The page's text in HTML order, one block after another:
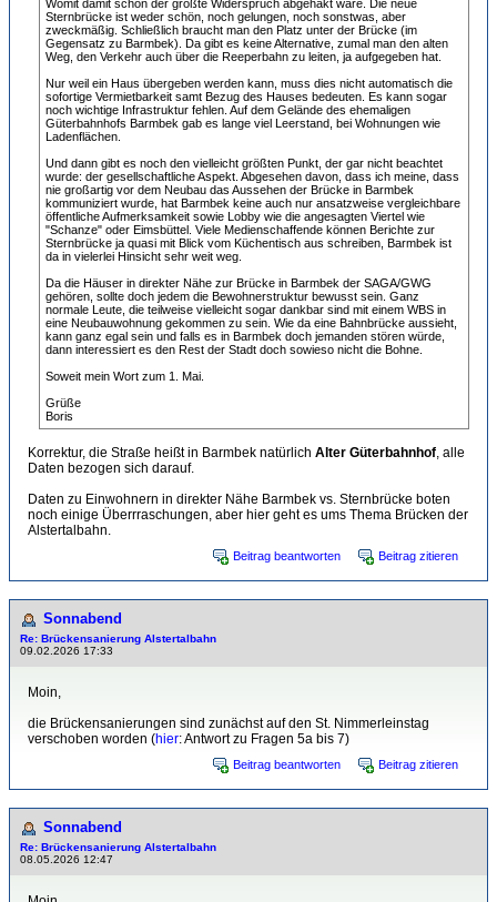
Womit damit schon der größte Widerspruch abgehakt wäre. Die neue
Sternbrücke ist weder schön, noch gelungen, noch sonstwas, aber
zweckmäßig. Schließlich braucht man den Platz unter der Brücke (im
Gegensatz zu Barmbek). Da gibt es keine Alternative, zumal man den alten
Weg, den Verkehr auch über die Reeperbahn zu leiten, ja aufgegeben hat.
Nur weil ein Haus übergeben werden kann, muss dies nicht automatisch die
sofortige Vermietbarkeit samt Bezug des Hauses bedeuten. Es kann sogar
noch wichtige Infrastruktur fehlen. Auf dem Gelände des ehemaligen
Güterbahnhofs Barmbek gab es lange viel Leerstand, bei Wohnungen wie
Ladenflächen.
Und dann gibt es noch den vielleicht größten Punkt, der gar nicht beachtet
wurde: der gesellschaftliche Aspekt. Abgesehen davon, dass ich meine, dass
nie großartig vor dem Neubau das Aussehen der Brücke in Barmbek
kommuniziert wurde, hat Barmbek keine auch nur ansatzweise vergleichbare
öffentliche Aufmerksamkeit sowie Lobby wie die angesagten Viertel wie
"Schanze" oder Eimsbüttel. Viele Medienschaffende können Berichte zur
Sternbrücke ja quasi mit Blick vom Küchentisch aus schreiben, Barmbek ist
da in vielerlei Hinsicht sehr weit weg.
Da die Häuser in direkter Nähe zur Brücke in Barmbek der SAGA/GWG
gehören, sollte doch jedem die Bewohnerstruktur bewusst sein. Ganz
normale Leute, die teilweise vielleicht sogar dankbar sind mit einem WBS in
eine Neubauwohnung gekommen zu sein. Wie da eine Bahnbrücke aussieht,
kann ganz egal sein und falls es in Barmbek doch jemanden stören würde,
dann interessiert es den Rest der Stadt doch sowieso nicht die Bohne.
Soweit mein Wort zum 1. Mai.
Grüße
Boris
Korrektur, die Straße heißt in Barmbek natürlich Alter Güterbahnhof, alle
Daten bezogen sich darauf.
Daten zu Einwohnern in direkter Nähe Barmbek vs. Sternbrücke boten
noch einige Überrraschungen, aber hier geht es ums Thema Brücken der
Alstertalbahn.
Beitrag beantworten Beitrag zitieren
Sonnabend
Re: Brückensanierung Alstertalbahn
09.02.2026 17:33
Moin,
die Brückensanierungen sind zunächst auf den St. Nimmerleinstag
verschoben worden (hier: Antwort zu Fragen 5a bis 7)
Beitrag beantworten Beitrag zitieren
Sonnabend
Re: Brückensanierung Alstertalbahn
08.05.2026 12:47